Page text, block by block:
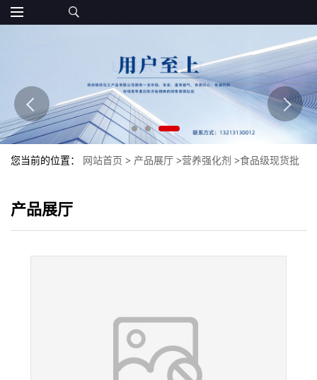
您当前的位置： 网站首页 > 产品展厅 >营养强化剂 >食品级现货批
产品展厅